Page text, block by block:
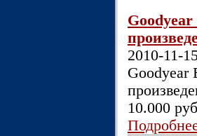
2010-11-
Goodyear
10.000